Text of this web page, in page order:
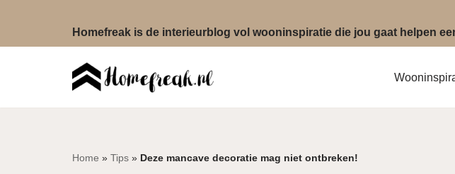
Homefreak is de interieurblog vol wooninspiratie die jou gaat helpen
Home » Tips » Deze mancave decoratie mag niet ontbreken!